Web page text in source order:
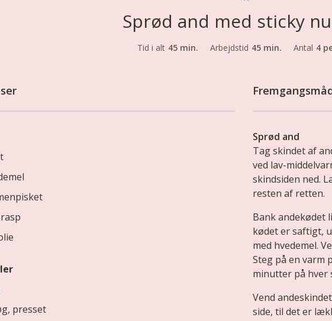
Sprød and med sticky
Tid i alt 45 min. Arbejdstid 45 min. Antal 4
presset
Sprød and
Tag skindet af
ved lav-
skindsiden ned.
resten af retten.
Bank andekødet
kødet er saftigt,
med hvedemel.
Steg på en varm
minutter på hver
Vend
side, til det er